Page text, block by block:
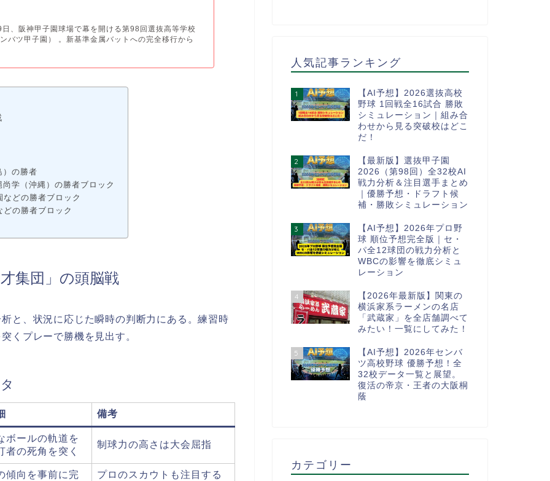
、阪神甲子園球場で幕を開ける第98回選抜高等学校
バツ甲子園） 。新基準金属バットへの完全移行から
）の勝者
学（沖縄）の勝者ブロック
どの勝者ブロック
の勝者ブロック
集団」の頭脳戦
と、状況に応じた瞬時の判断力にある。練習時
くプレーで勝機を見出す。
備考
ボールの軌道を
者の死角を突く
制球力の高さは大会屈指
傾向を事前に完
プロのスカウトも注目する
人気記事ランキング
1
【AI予想】2026選抜高校
野球 1回戦全16試合 勝敗
シミュレーション｜組み合
わせから見る突破校はどこ
だ！
2
【最新版】選抜甲子園
2026（第98回）全32校AI
戦力分析＆注目選手まとめ
｜優勝予想・ドラフト候
補・勝敗シミュレーション
3
【AI予想】2026年プロ野
球 順位予想完全版｜セ・
パ全12球団の戦力分析と
WBCの影響を徹底シミュ
レーション
4
【2026年最新版】関東の
横浜家系ラーメンの名店
「武蔵家」を全店舗調べて
みたい！一覧にしてみた！
5
【AI予想】2026年センバ
ツ高校野球 優勝予想！全
32校データ一覧と展望。
復活の帝京・王者の大阪桐
蔭
カテゴリー